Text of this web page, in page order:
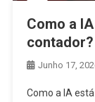
Como a
contador?
Junho 17,
Como a IA